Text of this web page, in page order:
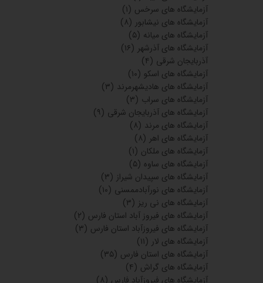
آزمایشگاه های سرخس (۱)
آزمایشگاه های نیشابور (۸)
آزمایشگاه های میانه (۵)
آزمایشگاه های آذرشهر (۱۶)
آذربایجان شرقی (۴)
آزمایشگاه های اسکو (۱۰)
آزمایشگاه های هادیشهرمرند (۳)
آزمایشگاه های سراب (۳)
آزمایشگاه های آذربایجان شرقی (۹)
آزمایشگاه های مرند (۸)
آزمایشگاه های اهر (۸)
آزمایشگاه های ملکان (۱)
آزمایشگاه های ساوه (۵)
آزمایشگاه های سپیدان شیراز (۳)
آزمایشگاه های نورآبادممسنی (۱۰)
آزمایشگاه های نی ریز (۳)
آزمایشگاه های فیروز آباد استان فارس (۲)
آزمایشگاه های فیروزآباد استان فارس (۳)
آزمایشگاه های لار (۱۱)
آزمایشگاه های استان فارس (۳۵)
آزمایشگاه های گراش (۴)
آزمایشگاه های فیروزآباد فارس (۸)